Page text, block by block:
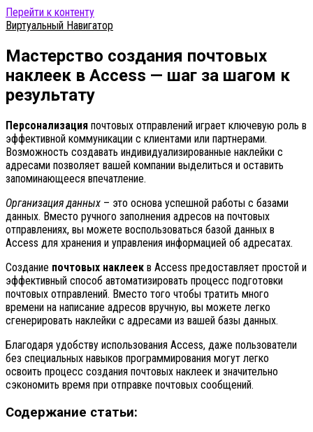
Перейти к контенту
Виртуальный Навигатор
Мастерство создания почтовых
наклеек в Access — шаг за шагом к
результату
Персонализация почтовых отправлений играет ключевую роль в
эффективной коммуникации с клиентами или партнерами.
Возможность создавать индивидуализированные наклейки с
адресами позволяет вашей компании выделиться и оставить
запоминающееся впечатление.
Организация данных – это основа успешной работы с базами
данных. Вместо ручного заполнения адресов на почтовых
отправлениях, вы можете воспользоваться базой данных в
Access для хранения и управления информацией об адресатах.
Создание почтовых наклеек в Access предоставляет простой и
эффективный способ автоматизировать процесс подготовки
почтовых отправлений. Вместо того чтобы тратить много
времени на написание адресов вручную, вы можете легко
сгенерировать наклейки с адресами из вашей базы данных.
Благодаря удобству использования Access, даже пользователи
без специальных навыков программирования могут легко
освоить процесс создания почтовых наклеек и значительно
сэкономить время при отправке почтовых сообщений.
Содержание статьи: